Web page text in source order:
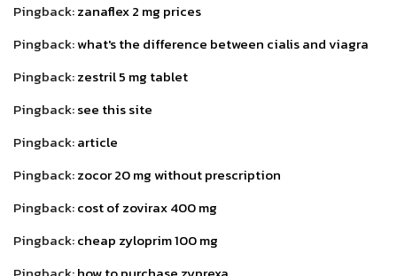
Pingback:zanaflex 2 mg prices
Pingback:what's the difference between cialis and viagra
Pingback:zestril 5 mg tablet
Pingback:see this site
Pingback:article
Pingback:zocor 20 mg without prescription
Pingback:cost of zovirax 400 mg
Pingback:cheap zyloprim 100 mg